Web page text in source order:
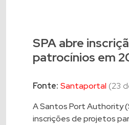
SPA abre
patrocínios em
Fonte: Santaportal (23
A Santos Port Authority
inscrições de projetos